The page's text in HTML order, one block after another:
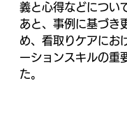
義と心得などについ
あと、事例に基づき
め、看取りケアにお
ーションスキルの重
た。